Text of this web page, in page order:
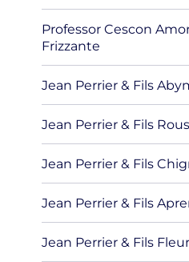
Professor Cescon
Frizzante
Jean Perrier & Fils
Jean Perrier & Fils
Jean Perrier & Fils
Jean Perrier & Fils
Jean Perrier & Fils